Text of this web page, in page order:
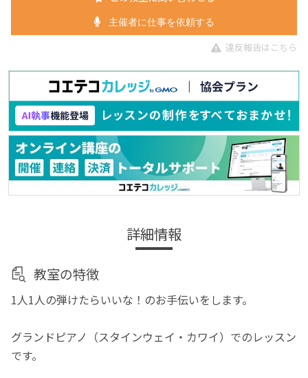
主催者に仕事を依頼する
違反報告はこちら
詳細情報
教室の特徴
1人1人の弾けたらいいな！のお手伝いをします。
グランドピアノ（スタインウェイ・カワイ）でのレッスン
です。